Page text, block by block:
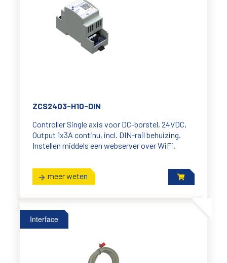
ZCS2403-H10-DIN
Controller Single axis voor DC-borstel, 24VDC,
Output 1x3A continu, incl. DIN-rail behuizing.
Instellen middels een webserver over WiFi.
meer weten
Interface